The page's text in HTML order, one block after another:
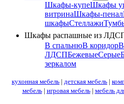
Шкафы-купеШкафы
витринаШкафы-пенал
шкафыСтеллажи
Шкафы распашные из
В спальнюВ коридор
ЛДСПБежевыеСерые
зеркалом
кухонная мебель | детская мебель |
мебель| игровая мебель| мебель